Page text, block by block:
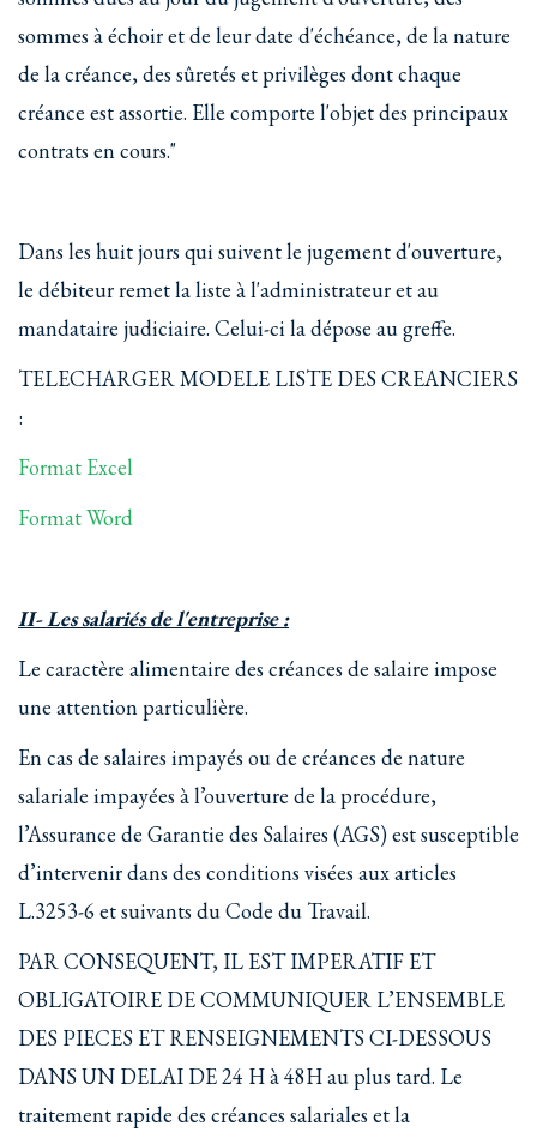
sommes à échoir et de leur date d'échéance, de la nature
de la créance, des sûretés et privilèges dont chaque
créance est assortie. Elle comporte l'objet des principaux
contrats en cours."
Dans les huit jours qui suivent le jugement d'ouverture,
le débiteur remet la liste à l'administrateur et au
mandataire judiciaire. Celui-ci la dépose au greffe.
TELECHARGER MODELE LISTE DES CREANCIERS
:
Format Excel
Format Word
II- Les salariés de l'entreprise :
Le caractère alimentaire des créances de salaire impose
une attention particulière.
En cas de salaires impayés ou de créances de nature
salariale impayées à l’ouverture de la procédure,
l’Assurance de Garantie des Salaires (AGS) est susceptible
d’intervenir dans des conditions visées aux articles
L.3253-6 et suivants du Code du Travail.
PAR CONSEQUENT, IL EST IMPERATIF ET
OBLIGATOIRE DE COMMUNIQUER L’ENSEMBLE
DES PIECES ET RENSEIGNEMENTS CI-DESSOUS
DANS UN DELAI DE 24 H à 48H au plus tard. Le
traitement rapide des créances salariales et la